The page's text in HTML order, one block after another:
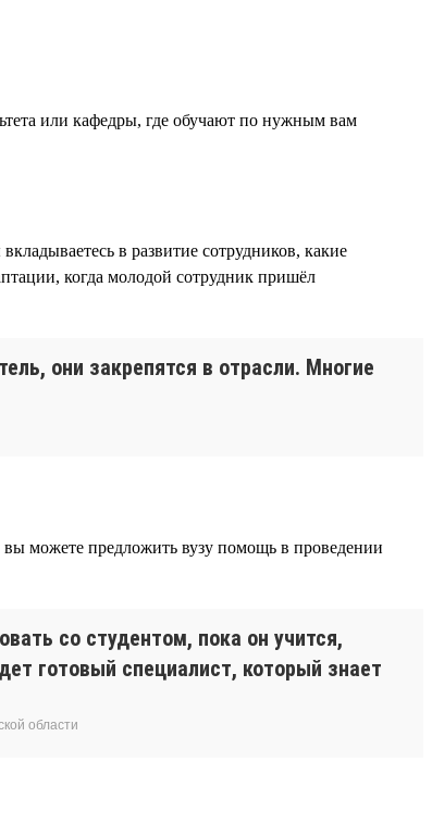
или кафедры, где обучают по нужным вам
в развитие сотрудников, какие
когда молодой сотрудник пришёл
они закрепятся в отрасли. Многие
вы можете предложить вузу помощь в проведении
со студентом, пока он учится,
готовый специалист, который знает
области